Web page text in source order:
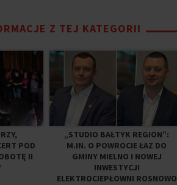
Z TEJ KATEGORII
POD
II
„STUDIO BAŁTYK REGION”:
M.IN. O POWROCIE ŁAZ DO
GMINY MIELNO I NOWEJ
INWESTYCJI
ELEKTROCIEPŁOWNI ROSNOWO